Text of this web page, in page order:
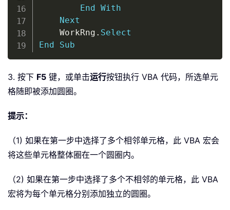
End
With
Next
	WorkRng
. Select
End
Sub
3. 按下 F5 键，或单击运行按钮执行 VBA 代码，所选单元
格随即被添加圆圈。
提示：
（1) 如果在第一步中选择了多个相邻单元格，此 VBA 宏会
将这些单元格整体圈在一个圆圈内。
（2) 如果在第一步中选择了多个不相邻的单元格，此 VBA
宏将为每个单元格分别添加独立的圆圈。